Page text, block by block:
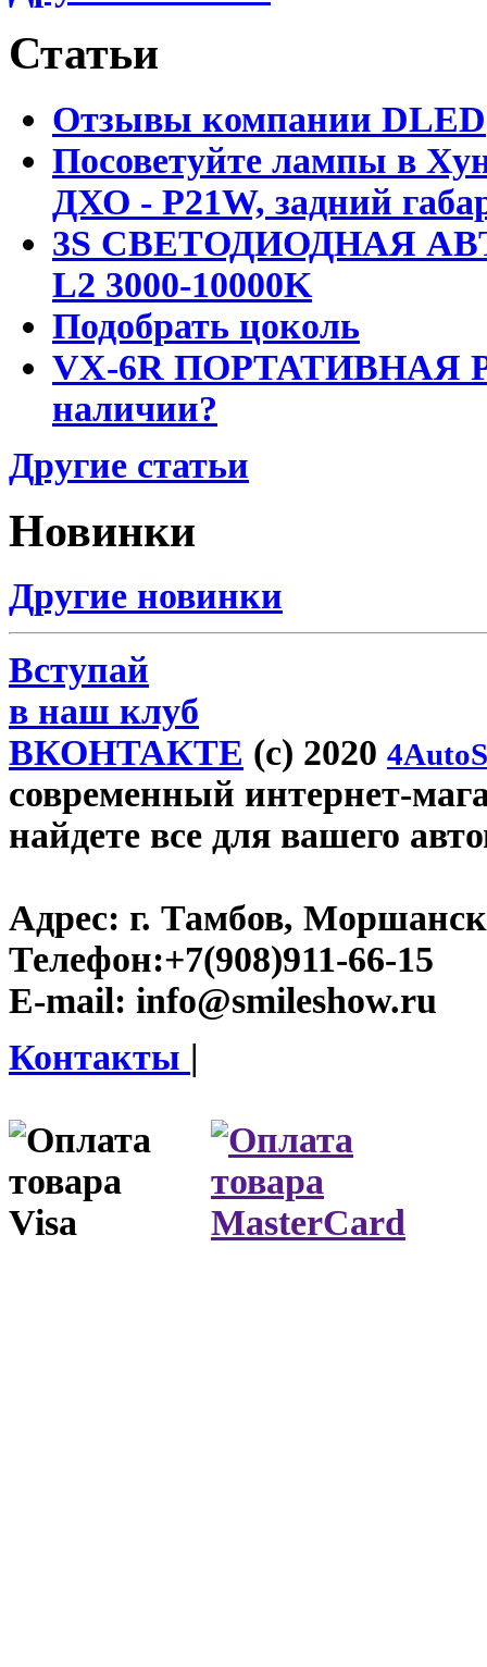
Статьи
Отзывы компании DLED
Посоветуйте лампы в
ДХО - P21W, задний
3S СВЕТОДИОДНАЯ
L2 3000-10000K
Подобрать цоколь
VX-6R ПОРТАТИВНАЯ
наличии?
Другие статьи
Новинки
Другие новинки
Вступай
в наш клуб
ВКОНТАКТЕ (c) 2020
современный интернет-
найдете все для вашего
Адрес: г. Тамбов,
Телефон:+7(908)911-66-15
E-mail: info@smileshow.ru
Контакты |